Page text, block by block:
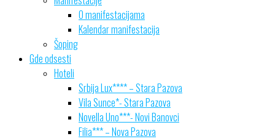
O manifestacijama
Kalendar manifestacija
Šoping
Gde odsesti
Hoteli
Srbija Lux**** – Stara Pazova
Vila Sunce*- Stara Pazova
Novella Uno***- Novi Banovci
Filia*** – Nova Pazova